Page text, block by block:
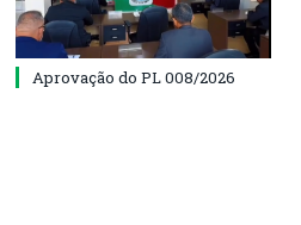
Aprovação do PL 008/2026